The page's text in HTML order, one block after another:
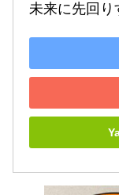
未来に先回り